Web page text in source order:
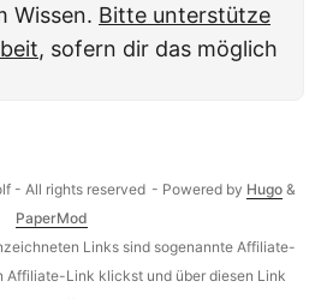
Wissen. Bitte unterstütze
, sofern dir das möglich
- All rights reserved - Powered by Hugo &
PaperMod
Links sind sogenannte Affiliate-
Affiliate-Link klickst und über diesen Link